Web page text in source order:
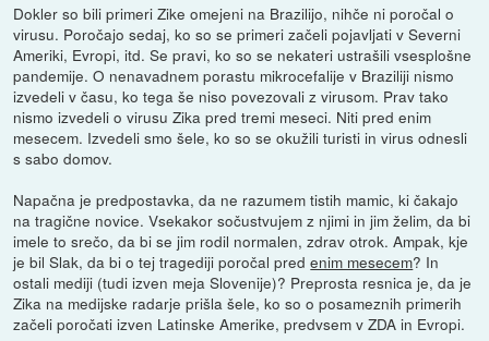
Dokler so bili primeri Zike omejeni na Brazilijo, nihče ni poročal o
virusu. Poročajo sedaj, ko so se primeri začeli pojavljati v Severni
Ameriki, Evropi, itd. Se pravi, ko so se nekateri ustrašili vsesplošne
pandemije. O nenavadnem porastu mikrocefalije v Braziliji nismo
izvedeli v času, ko tega še niso povezovali z virusom. Prav tako
nismo izvedeli o virusu Zika pred tremi meseci. Niti pred enim
mesecem. Izvedeli smo šele, ko so se okužili turisti in virus odnesli
s sabo domov.
Napačna je predpostavka, da ne razumem tistih mamic, ki čakajo
na tragične novice. Vsekakor sočustvujem z njimi in jim želim, da bi
imele to srečo, da bi se jim rodil normalen, zdrav otrok. Ampak, kje
je bil Slak, da bi o tej tragediji poročal predenim mesecem? In
ostali mediji (tudi izven meja Slovenije)? Preprosta resnica je, da je
Zika na medijske radarje prišla šele, ko so o posameznih primerih
začeli poročati izven Latinske Amerike, predvsem v ZDA in Evropi.